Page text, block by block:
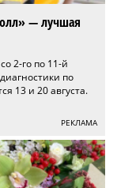
— лучшая
2-го по 11-й
по
13 и 20 августа.
РЕКЛАМА